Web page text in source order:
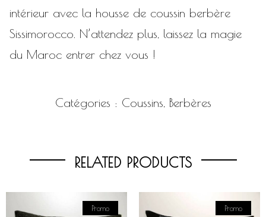
intérieur avec la housse de coussin berbère
Sissimorocco. N’attendez plus, laissez la magie
du Maroc entrer chez vous !
Catégories : Coussins, Berbères
RELATED PRODUCTS
Promo Promo